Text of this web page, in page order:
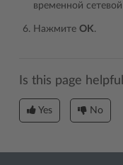
временной
Нажмите OK.
Is this page
Yes No